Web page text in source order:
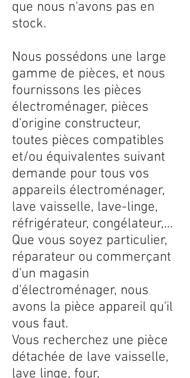
que nous n'avons pas en
stock.
Nous possédons une large
gamme de pièces, et nous
fournissons les pièces
électroménager, pièces
d'origine constructeur,
toutes pièces compatibles
et/ou équivalentes suivant
demande pour tous vos
appareils électroménager,
lave vaisselle, lave-linge,
réfrigérateur, congélateur,...
Que vous soyez particulier,
réparateur ou commerçant
d'un magasin
d'électroménager, nous
avons la pièce appareil qu'il
vous faut.
Vous recherchez une pièce
détachée de lave vaisselle,
lave linge, four,